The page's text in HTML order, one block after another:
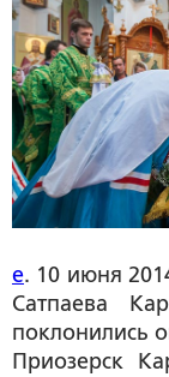
е. 10 июня
Сатпаева
поклонились
Приозерск